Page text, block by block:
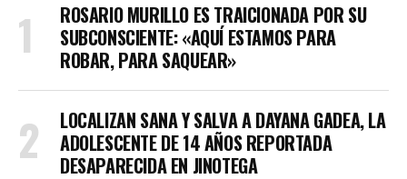
ROSARIO MURILLO ES TRAICIONADA POR SU
SUBCONSCIENTE: «AQUÍ ESTAMOS PARA
ROBAR, PARA SAQUEAR»
LOCALIZAN SANA Y SALVA A DAYANA GADEA, LA
ADOLESCENTE DE 14 AÑOS REPORTADA
DESAPARECIDA EN JINOTEGA